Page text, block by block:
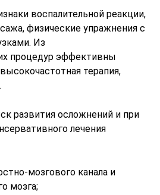
воспалительной реакции,
физические упражнения с
Из
процедур эффективны
терапия,
развития осложнений и при
лечения
мозгового канала и
мозга;